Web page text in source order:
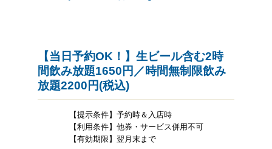
【当日予約OK！】生ビール含む2時
間飲み放題1650円／時間無制限飲み
放題2200円(税込)
【提示条件】予約時＆入店時
【利用条件】他券・サービス併用不可
【有効期限】翌月末まで